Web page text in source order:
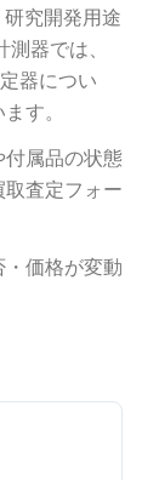
究開発用途
測器では、
器につい
す。
属品の状態
査定フォー
価格が変動